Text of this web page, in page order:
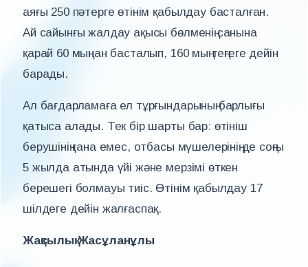
аяғы 250 пәтерге өтінім қабылдау басталған.
Ай сайынғы жалдау ақысы бөлменің санына
қарай 60 мыңнан басталып, 160 мың теңгеге дейін
барады.
Ал бағдарламаға ел тұрғындарының барлығы
қатыса алады. Тек бір шарты бар: өтініш
берушінің ғана емес, отбасы мүшелерінің де соңғы
5 жылда атында үйі және мерзімі өткен
берешегі болмауы тиіс. Өтінім қабылдау 17
шілдеге дейін жалғаспақ.
Жақсылық Жасұланұлы